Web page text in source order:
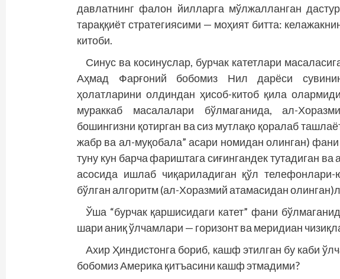
давлатнинг фалон йилларга мўлжалланган
тараққиёт стратегиясими — моҳият битта:
китоби.
Синус ва косинуслар, бурчак катетлари
Аҳмад Фарғоний бобомиз Нил дарёси
ҳолатларини олдиндан ҳисоб-китоб қила
мураккаб масалалари бўлмаганида, ал-
бошингизни қотирган ва сиз мутлақо қоралаб
жабр ва ал-муқобала” асари номидан олинган)
туну кун барча фариштага сиғингандек тутадиган
асосида ишлаб чиқариладиган қўл телефонлари-
бўлган алгоритм (ал-Хоразмий атамасидан
Ўша “бурчак қаршисидаги катет” фани
шари аниқ ўлчамлари — горизонт ва меридиан
Ахир Ҳиндистонга бориб, кашф этилган бу каби
бобомиз Америка қитъасини кашф этмадими?